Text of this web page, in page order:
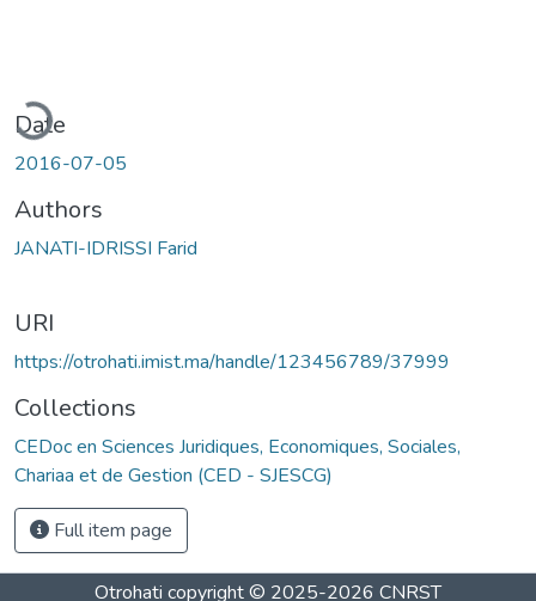
Date
2016-07-05
Authors
JANATI-IDRISSI Farid
URI
https://otrohati.imist.ma/handle/123456789/37999
Collections
CEDoc en Sciences Juridiques, Economiques, Sociales,
Chariaa et de Gestion (CED - SJESCG)
Full item page
Otrohati copyright © 2025-2026 CNRST